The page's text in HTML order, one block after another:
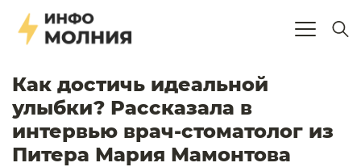
Как достичь идеальной
улыбки? Рассказала в
интервью врач-стоматолог из
Питера Мария Мамонтова